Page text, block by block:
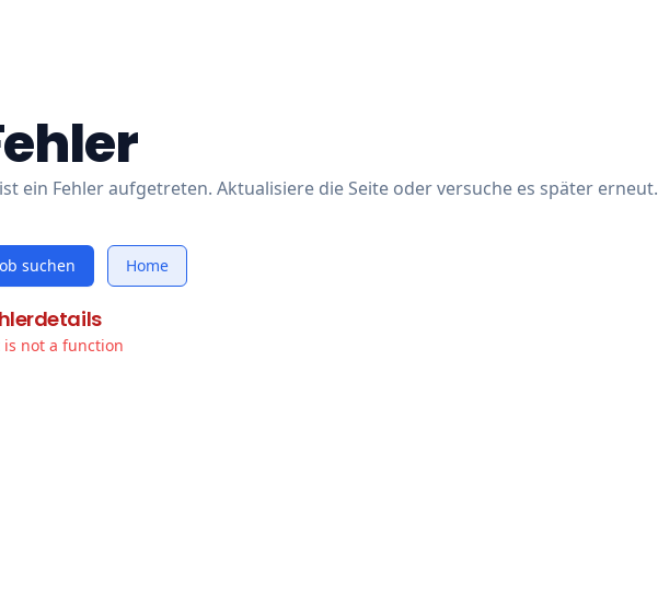
ein Fehler aufgetreten. Aktualisiere die Seite oder versuche es später erneut.
suchen Home
is not a function